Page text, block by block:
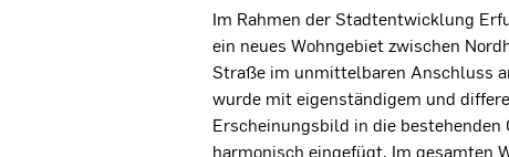
Projektbeschreibung
Im Rahmen der Stadtentwicklung
ein neues Wohngebiet zwischen
Straße im unmittelbaren Anschluss
wurde mit eigenständigem und
Erscheinungsbild in die
harmonisch eingefügt. Im gesamten